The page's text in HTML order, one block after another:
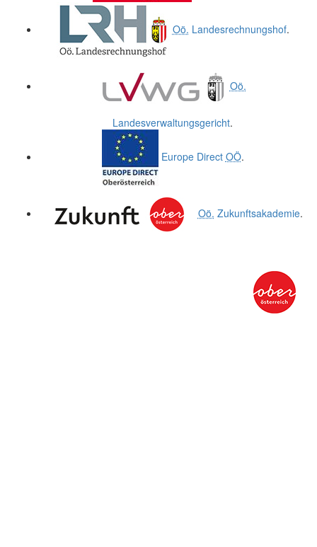
Oö. Landesrechnungshof.
Oö.
Landesverwaltungsgericht.
Europe Direct OÖ.
Oö. Zukunftsakademie.